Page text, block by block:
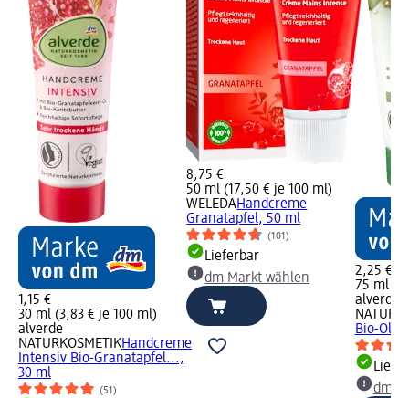
1,15 €
30 ml (3,83 € je 100 ml)
alverde
NATURKOSMETIKHandcreme
Intensiv Bio-Granatapfel...,
30 ml
(51)
8,75 €
50 ml (17,50 € je 100 ml)
WELEDAHandcreme
Granatapfel, 50 ml
(101)
Lieferbar
dm Markt wählen
2,25 €
75 ml
alverde
Bio-
dm